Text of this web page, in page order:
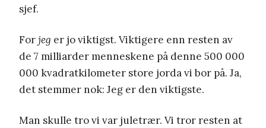
sjef.
Forjeg er jo viktigst. Viktigere enn resten av
de 7 milliarder menneskene på denne 500 000
000 kvadratkilometer store jorda vi bor på. Ja,
det stemmer nok: Jeg er den viktigste.
Man skulle tro vi var juletrær. Vi tror resten at